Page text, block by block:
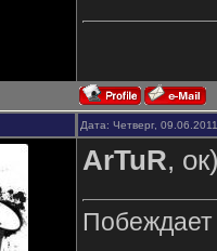
Дата: Четверг,
ArTuR,
Побеждает